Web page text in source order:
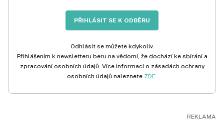
PŘIHLÁSIT SE K ODBĚRU
Odhlásit se můžete kdykoliv.
Přihlášením k newsletteru beru na vědomí, že dochází ke sbírání a
zpracování osobních údajů. Více informací o zásadách ochrany
osobních údajů naleznete ZDE.